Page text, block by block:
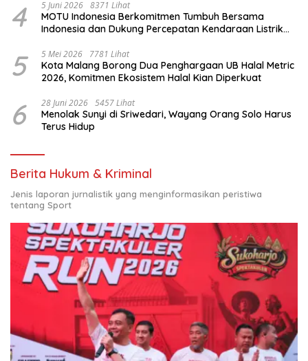
4 5 Juni 2026 8371 Lihat
MOTU Indonesia Berkomitmen Tumbuh Bersama
Indonesia dan Dukung Percepatan Kendaraan Listrik
5 5 Mei 2026 7781 Lihat
Kota Malang Borong Dua Penghargaan UB Halal Metric
2026, Komitmen Ekosistem Halal Kian Diperkuat
6 28 Juni 2026 5457 Lihat
Menolak Sunyi di Sriwedari, Wayang Orang Solo Harus
Terus Hidup
Berita Hukum & Kriminal
Jenis laporan jurnalistik yang menginformasikan peristiwa
tentang Sport